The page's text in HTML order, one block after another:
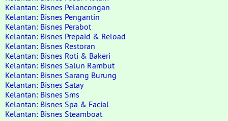
Kelantan: Bisnes Pelancongan
Kelantan: Bisnes Pengantin
Kelantan: Bisnes Perabot
Kelantan: Bisnes Prepaid & Reload
Kelantan: Bisnes Restoran
Kelantan: Bisnes Roti & Bakeri
Kelantan: Bisnes Salun Rambut
Kelantan: Bisnes Sarang Burung
Kelantan: Bisnes Satay
Kelantan: Bisnes Sms
Kelantan: Bisnes Spa & Facial
Kelantan: Bisnes Steamboat